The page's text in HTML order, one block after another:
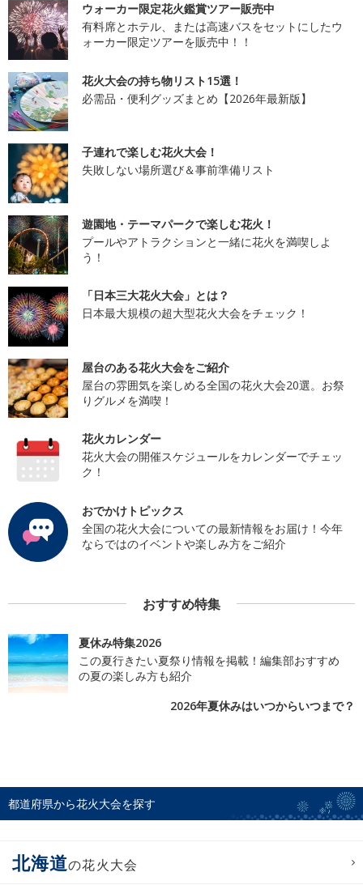
ウォーカー限定花火鑑賞ツアー販売中
有料席とホテル、または高速バスをセットにしたウ
ォーカー限定ツアーを販売中！！
花火大会の持ち物リスト15選！
必需品・便利グッズまとめ【2026年最新版】
子連れで楽しむ花火大会！
失敗しない場所選び＆事前準備リスト
遊園地・テーマパークで楽しむ花火！
プールやアトラクションと一緒に花火を満喫しよ
う！
「日本三大花火大会」とは？
日本最大規模の超大型花火大会をチェック！
屋台のある花火大会をご紹介
屋台の雰囲気を楽しめる全国の花火大会20選。お祭
りグルメを満喫！
花火カレンダー
花火大会の開催スケジュールをカレンダーでチェッ
ク！
おでかけトピックス
全国の花火大会についての最新情報をお届け！今年
ならではのイベントや楽しみ方をご紹介
おすすめ特集
夏休み特集2026
この夏行きたい夏祭り情報を掲載！編集部おすすめ
の夏の楽しみ方も紹介
2026年夏休みはいつからいつまで？
都道府県から花火大会を探す
北海道の花火大会